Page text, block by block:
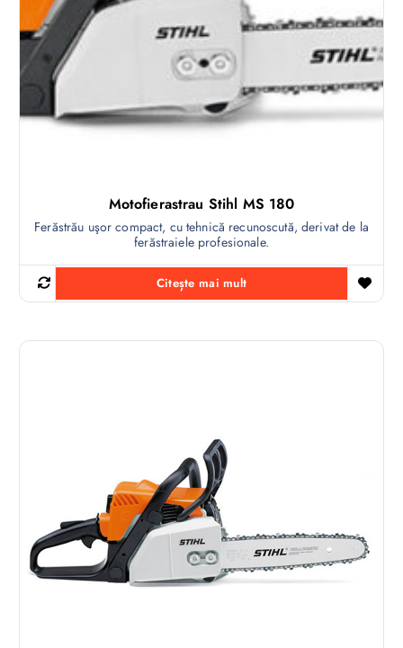
Motofierastrau Stihl MS 180
Ferăstrău uşor compact, cu tehnică recunoscută, derivat de la
ferăstraiele profesionale.
Citește mai mult